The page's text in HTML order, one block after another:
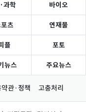
과학 바이오
츠 연재물
플 포토
뉴스 주요뉴스
약관·정책 고충처리